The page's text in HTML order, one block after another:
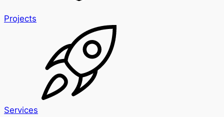
Projects
Services